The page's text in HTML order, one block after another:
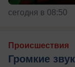
сегодня в 08:50
Происшествия
Громкие